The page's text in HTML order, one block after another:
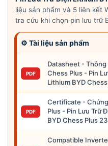
liệu sản phẩm và 5 liên kết
tra cứu khi chọn pin lưu trữ
⚙ Tài liệu sản phẩm
PDF
Datasheet -
Chess Plus - Pin
Lithium BYD
PDF
Certificate -
Plus - Pin Lưu Trữ
BYD Chess Plus
Compatible